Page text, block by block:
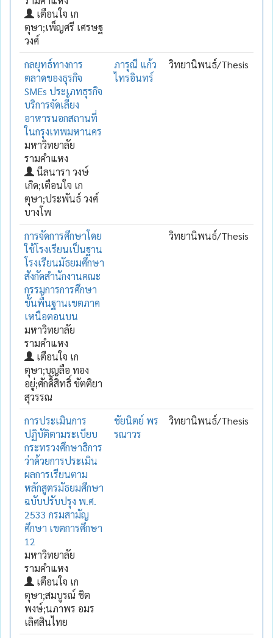
เตือนใจ เก
ตุษา;เพ็ญศรี เศรษฐ
วงศ์
กลยุทธ์ทางการ
ตลาดของธุรกิจ
SMEs ประเภทธุรกิจ
บริการจัดเลี้ยง
อาหารนอกสถานที่
ในกรุงเทพมหานคร
มหาวิทยาลัย
รามคำแหง
นีลนารา วงษ์
เกิด;เตือนใจ เก
ตุษา;ประพันธ์ วงศ์
บางโพ
ภารุณี แก้ว
ไทรอินทร์
วิทยานิพนธ์/Thesis
การจัดการศึกษาโดย
ใช้โรงเรียนเป็นฐาน
โรงเรียนมัธยมศึกษา
สังกัดสำนักงานคณะ
กรรมการการศึกษา
ขั้นพื้นฐานเขตภาค
เหนือตอนบน
มหาวิทยาลัย
รามคำแหง
เตือนใจ เก
ตุษา;บุญลือ ทอง
อยู่;ศักดิ์สิทธิ์ ขัตติยา
สุวรรณ
วิทยานิพนธ์/Thesis
การประเมินการ
ปฏิบัติตามระเบียบ
กระทรวงศึกษาธิการ
ว่าด้วยการประเมิน
ผลการเรียนตาม
หลักสูตรมัธยมศึกษา
ฉบับปรับปรุง พ.ศ.
2533 กรมสามัญ
ศึกษา เขตการศึกษา
12
มหาวิทยาลัย
รามคำแหง
เตือนใจ เก
ตุษา;สมบูรณ์ ชิต
พงษ์;นภาพร อมร
เลิศสินไทย
ชัยนิตย์ พร
รณาวร
วิทยานิพนธ์/Thesis